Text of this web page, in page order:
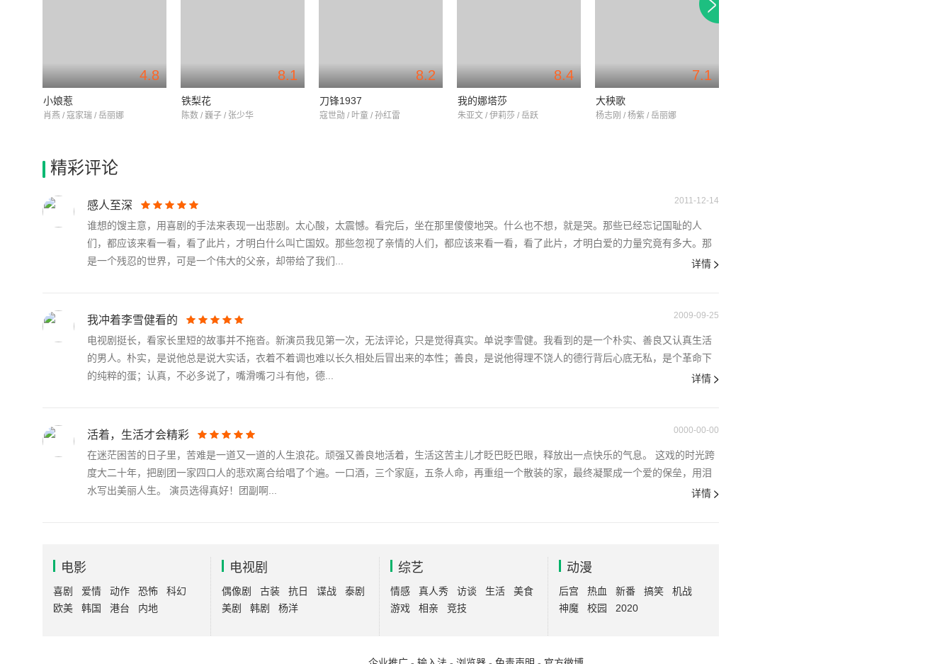
4.8
小娘惹
肖燕 / 寇家瑞 / 岳丽娜
8.1
铁梨花
陈数 / 巍子 / 张少华
8.2
刀锋1937
寇世勋 / 叶童 / 孙红雷
8.4
我的娜塔莎
朱亚文 / 伊莉莎 / 岳跃
7.1
大秧歌
杨志刚 / 杨紫 / 岳丽娜
精彩评论
感人至深 2011-12-14
谁想的馊主意，用喜剧的手法来表现一出悲剧。太心酸，太震憾。看完后，坐在那里傻傻地哭。什么也不想，就是哭。那些已经忘记国耻的人
们，都应该来看一看，看了此片，才明白什么叫亡国奴。那些忽视了亲情的人们，都应该来看一看，看了此片，才明白爱的力量究竟有多大。那
是一个残忍的世界，可是一个伟大的父亲，却带给了我们...
详情
我冲着李雪健看的 2009-09-25
电视剧挺长，看家长里短的故事并不拖沓。新演员我见第一次，无法评论，只是觉得真实。单说李雪健。我看到的是一个朴实、善良又认真生活
的男人。朴实，是说他总是说大实话，衣着不着调也难以长久相处后冒出来的本性；善良，是说他得理不饶人的德行背后心底无私，是个革命下
的纯粹的蛋；认真，不必多说了，嘴滑嘴刁斗有他，德...
详情
活着，生活才会精彩 0000-00-00
在迷茫困苦的日子里，苦难是一道又一道的人生浪花。顽强又善良地活着，生活这苦主儿才眨巴眨巴眼，释放出一点快乐的气息。 这戏的时光跨
度大二十年，把剧团一家四口人的悲欢离合给唱了个遍。一口酒，三个家庭，五条人命，再重组一个散装的家，最终凝聚成一个爱的保垒，用泪
水写出美丽人生。 演员选得真好！团副啊...
详情
电影
喜剧 爱情 动作 恐怖
科幻
欧美
韩国 港台 内地
电视剧
偶像剧 古装 抗日 谍战
泰剧
美剧
韩剧 杨洋
综艺
情感 真人秀 访谈 生活
美食
游戏
相亲 竞技
动漫
后宫 热血 新番 搞笑
机战
神魔
校园 2020